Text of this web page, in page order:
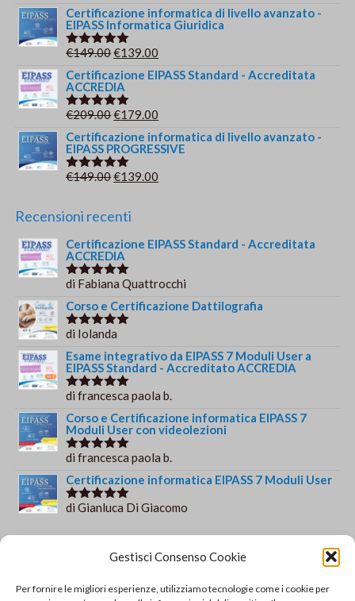
Gestisci Consenso Cookie
Per fornire le migliori esperienze, utilizziamo tecnologie come i cookie per
prezzo
originale
era:
prezzo
attuale
Certificazione informatica di livello avanzato -
EIPASS Informatica Giuridica
Valutato
€149.00Il
prezzo
originale
era:
€139.00
prezzo
Certificazione EIPASS Standard - Accreditata
ACCREDIA
Valutato
€209.00Il
prezzo
originale
era:
€179.00
prezzo
attuale
Certificazione informatica di livello avanzato -
EIPASS PROGRESSIVE
Valutato
€149.00Il
originale
€149.00.
€139.00
€139.00.
Recensioni recenti
Certificazione EIPASS Standard - Accreditata
ACCREDIA
Valutato5
di Fabiana Quattrocchi
Corso e Certificazione Dattilografia
Valutato5
di Iolanda
Esame integrativo da EIPASS 7 Moduli User a
EIPASS Standard - Accreditato ACCREDIA
Valutato5
di francesca paola b.
Corso e Certificazione informatica EIPASS 7
Moduli User con videolezioni
Valutato5
di francesca paola b.
Certificazione informatica EIPASS 7 Moduli User
Valutato5
di Gianluca Di Giacomo
84013 Cava de' Tirreni